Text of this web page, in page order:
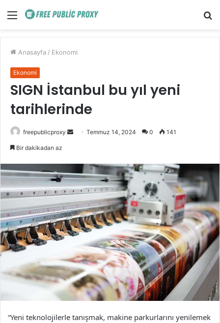
Menü
Anasayfa / Ekonomi
Ekonomi
SIGN İstanbul bu yıl yeni
tarihlerinde
freepublicproxy
Bir
göndermek
Temmuz 14, 2024 0 141
Bir dakikadan az
“Yeni teknolojilerle tanışmak, makine parkurlarını yenilemek